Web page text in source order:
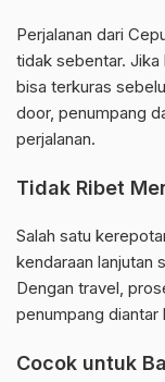
Perjalanan dari
tidak sebentar. Jika
bisa terkuras
door, penumpang
perjalanan.
Tidak Ribet
Salah satu
kendaraan lanjutan
Dengan travel,
penumpang diantar
Cocok untuk